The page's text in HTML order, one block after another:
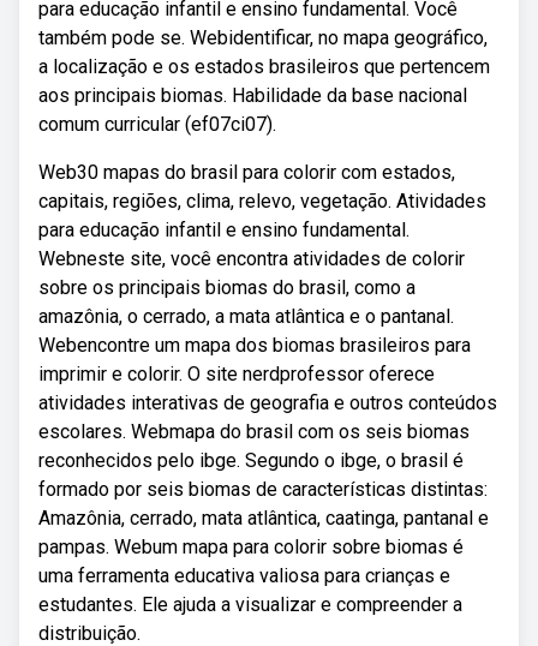
para educação infantil e ensino fundamental. Você
também pode se. Webidentificar, no mapa geográfico,
a localização e os estados brasileiros que pertencem
aos principais biomas. Habilidade da base nacional
comum curricular (ef07ci07).
Web30 mapas do brasil para colorir com estados,
capitais, regiões, clima, relevo, vegetação. Atividades
para educação infantil e ensino fundamental.
Webneste site, você encontra atividades de colorir
sobre os principais biomas do brasil, como a
amazônia, o cerrado, a mata atlântica e o pantanal.
Webencontre um mapa dos biomas brasileiros para
imprimir e colorir. O site nerdprofessor oferece
atividades interativas de geografia e outros conteúdos
escolares. Webmapa do brasil com os seis biomas
reconhecidos pelo ibge. Segundo o ibge, o brasil é
formado por seis biomas de características distintas:
Amazônia, cerrado, mata atlântica, caatinga, pantanal e
pampas. Webum mapa para colorir sobre biomas é
uma ferramenta educativa valiosa para crianças e
estudantes. Ele ajuda a visualizar e compreender a
distribuição.